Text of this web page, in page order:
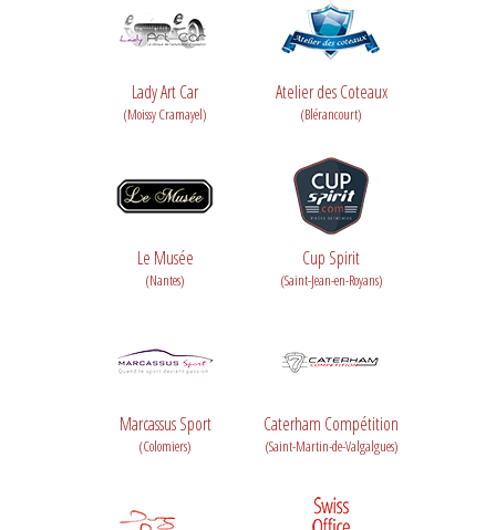
Lady Art Car
(Moissy Cramayel)
Atelier des Coteaux
(Blérancourt)
Le Musée
(Nantes)
Cup Spirit
(Saint-Jean-en-Royans)
Marcassus Sport
(Colomiers)
Caterham Compétition
(Saint-Martin-de-Valgalgues)